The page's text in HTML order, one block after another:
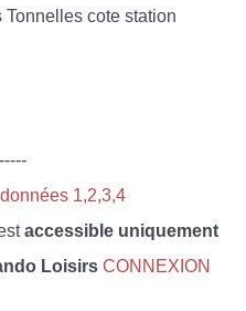
cote station
1,2,3,4
accessible uniquement
Loisirs CONNEXION